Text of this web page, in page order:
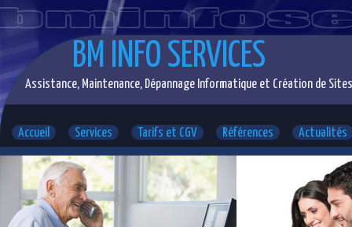
BM INFO SERVICES
Assistance, Maintenance, Dépannage Informatique et Création de
Accueil Services Tarifs et CGV Références Actualités